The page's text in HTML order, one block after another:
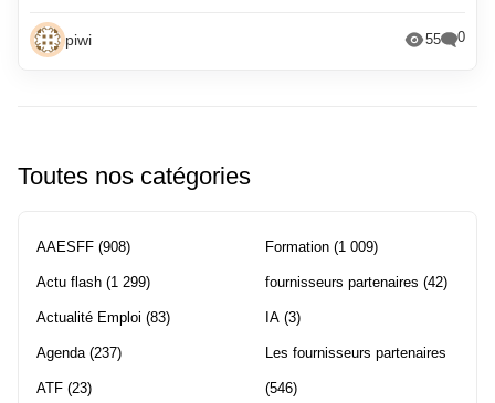
piwi 55 0
Toutes nos catégories
AAESFF (908)
Actu flash (1 299)
Actualité Emploi (83)
Agenda (237)
ATF (23)
Formation (1 009)
fournisseurs partenaires (42)
IA (3)
Les fournisseurs partenaires
(546)